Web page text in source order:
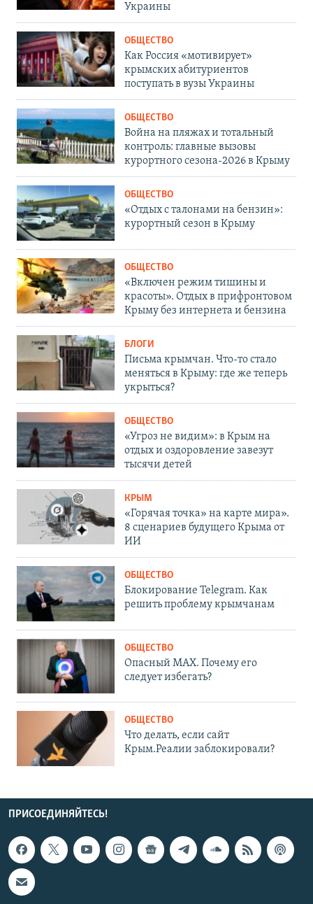
Украины
ОБЩЕСТВО
Как Россия «мотивирует»
крымских абитуриентов
поступать в вузы Украины
ОБЩЕСТВО
Война на пляжах и тотальный
контроль: главные вызовы
курортного сезона-2026 в Крыму
ОБЩЕСТВО
«Отдых с талонами на бензин»:
курортный сезон в Крыму
ОБЩЕСТВО
«Включен режим тишины и
красоты». Отдых в прифронтовом
Крыму без интернета и бензина
БЛОГИ
Письма крымчан. Что-то стало
меняться в Крыму: где же теперь
укрыться?
ОБЩЕСТВО
«Угроз не видим»: в Крым на
отдых и оздоровление завезут
тысячи детей
КРЫМ
«Горячая точка» на карте мира».
8 сценариев будущего Крыма от
ИИ
ОБЩЕСТВО
Блокирование Telegram. Как
решить проблему крымчанам
ОБЩЕСТВО
Опасный MAX. Почему его
следует избегать?
ОБЩЕСТВО
Что делать, если сайт
Крым.Реалии заблокировали?
ПРИСОЕДИНЯЙТЕСЬ!